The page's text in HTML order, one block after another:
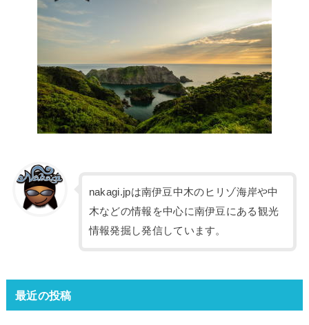
nakagi.jpは南伊豆中木のヒリゾ海岸や中
木などの情報を中心に南伊豆にある観光
情報発掘し発信しています。
最近の投稿